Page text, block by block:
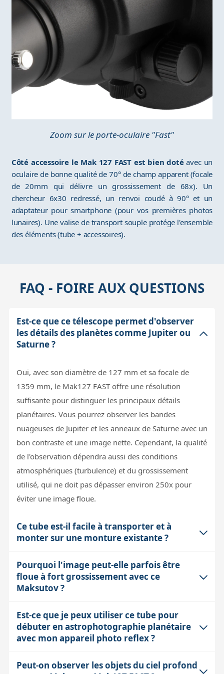
Zoom sur le porte-oculaire "Fast"
Côté accessoire le Mak 127 FAST est bien dotéavec un
oculaire de bonne qualité de 70° de champ apparent (focale
de 20mm qui délivre un grossissement de 68x). Un
chercheur 6x30 redressé, un renvoi coudé à 90° et un
adaptateur pour smartphone (pour vos premières photos
lunaires). Une valise de transport souple protége l'ensemble
des éléments (tube + accessoires).
FAQ - FOIRE AUX QUESTIONS
Est-ce que ce télescope permet d'observer
les détails des planètes comme Jupiter ou
Saturne ?
Oui, avec son diamètre de 127 mm et sa focale de
1359 mm, le Mak127 FAST offre une résolution
suffisante pour distinguer les principaux détails
planétaires. Vous pourrez observer les bandes
nuageuses de Jupiter et les anneaux de Saturne avec un
bon contraste et une image nette. Cependant, la qualité
de l'observation dépendra aussi des conditions
atmosphériques (turbulence) et du grossissement
utilisé, qui ne doit pas dépasser environ 250x pour
éviter une image floue.
Ce tube est-il facile à transporter et à
monter sur une monture existante ?
Oui, le Mak127 FAST est compact et relativement léger
(4,3 kg), ce qui facilite son transport même dans une
petite voiture. Sa queue d'aronde de type Vixen
montures standards. Son encombrement réduit permet
une mise en place rapide, et son poids raisonnable est
capacité moyenne, sans risque de surcharge.
Pourquoi l'image peut-elle parfois être
floue à fort grossissement avec ce
Maksutov ?
Au-delà d'un certain grossissement (environ 250x pour
ce modèle), l'image devient souvent floue à cause de la
turbulence atmosphérique, qui limite la résolution
Est-ce que je peux utiliser ce tube pour
débuter en astrophotographie planétaire
avec mon appareil photo reflex ?
Oui, le Mak127 FAST est adapté à l'astrophotographie
Peut-on observer les objets du ciel profond